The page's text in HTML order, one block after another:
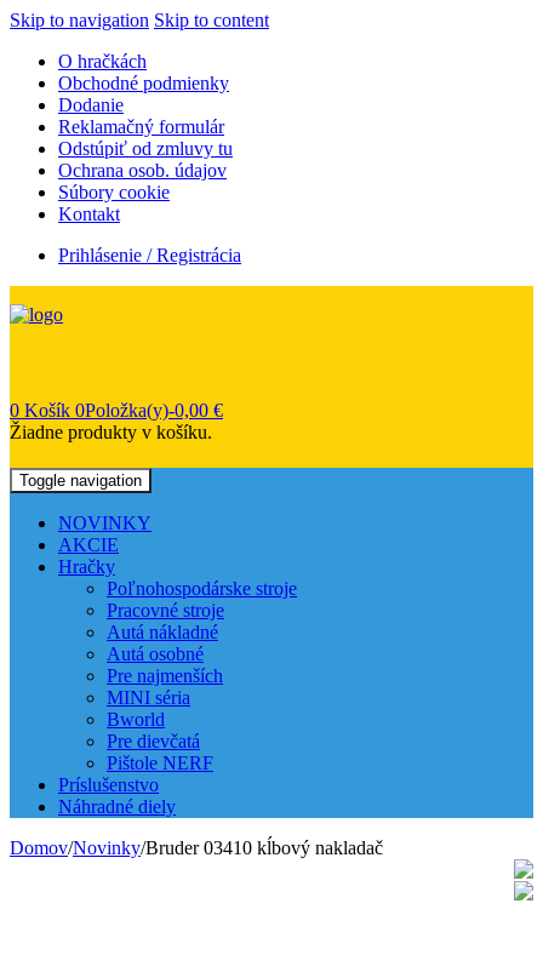
Skip to navigation Skip to content
O hračkách
Obchodné podmienky
Dodanie
Reklamačný formulár
Odstúpiť od zmluvy tu
Ochrana osob. údajov
Súbory cookie
Kontakt
Prihlásenie / Registrácia
0 Košík 0Položka(y)-0,00 €
Žiadne produkty v košíku.
Toggle navigation
NOVINKY
AKCIE
Hračky
Poľnohospodárske stroje
Pracovné stroje
Autá nákladné
Autá osobné
Pre najmenších
MINI séria
Bworld
Pre dievčatá
Pištole NERF
Príslušenstvo
Náhradné diely
Domov/Novinky/Bruder 03410 kĺbový nakladač